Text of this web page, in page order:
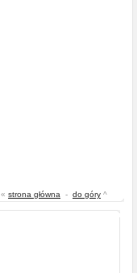
« strona główna - do góry ^